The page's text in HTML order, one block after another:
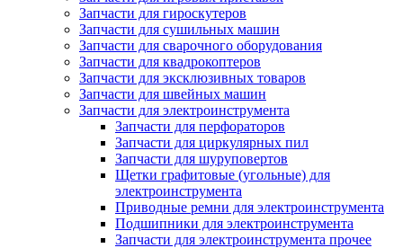
Запчасти для гироскутеров
Запчасти для сушильных машин
Запчасти для сварочного оборудования
Запчасти для квадрокоптеров
Запчасти для эксклюзивных товаров
Запчасти для швейных машин
Запчасти для электроинструмента
Запчасти для перфораторов
Запчасти для циркулярных пил
Запчасти для шуруповертов
Щетки графитовые (угольные) для
электроинструмента
Приводные ремни для электроинструмента
Подшипники для электроинструмента
Запчасти для электроинструмента прочее